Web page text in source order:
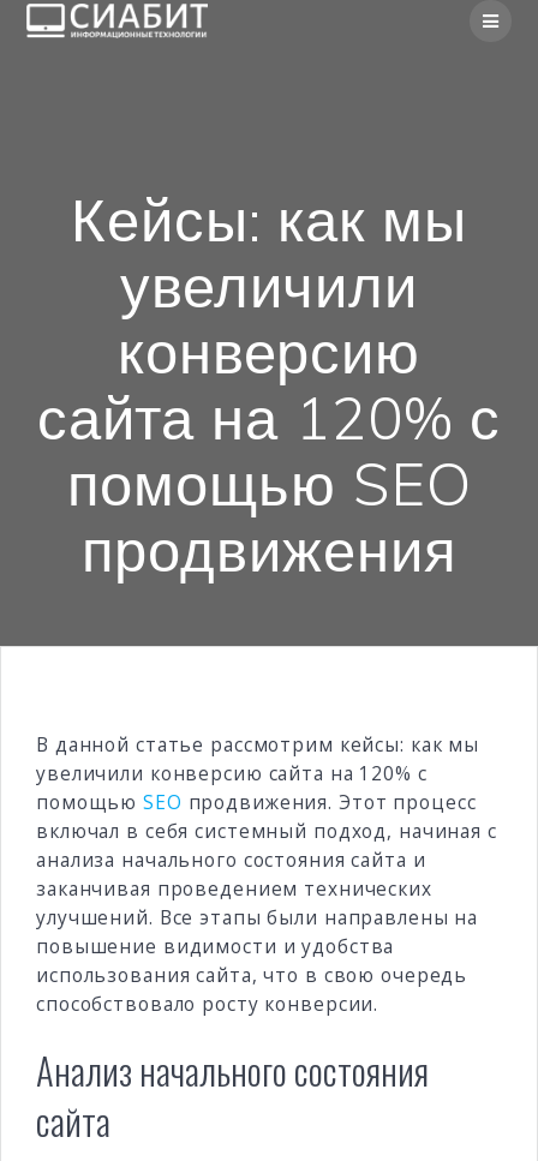
Кейсы: как мы
увеличили
конверсию
сайта на 120% с
помощью SEO
продвижения
В данной статье рассмотрим кейсы: как мы
увеличили конверсию сайта на 120% с
помощью SEO продвижения. Этот процесс
включал в себя системный подход, начиная с
анализа начального состояния сайта и
заканчивая проведением технических
улучшений. Все этапы были направлены на
повышение видимости и удобства
использования сайта, что в свою очередь
способствовало росту конверсии.
Анализ начального состояния
сайта